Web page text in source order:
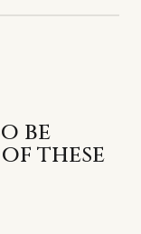
be
these